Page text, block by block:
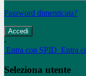
Password dimenticata?
-
Entra con SPID Entra
Seleziona utente